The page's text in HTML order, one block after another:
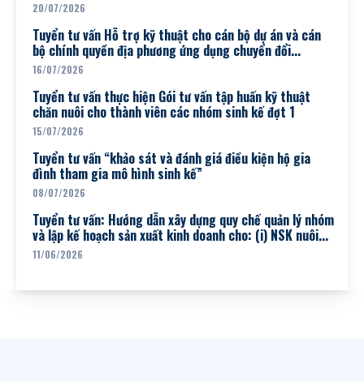
20/07/2026
Tuyển tư vấn Hỗ trợ kỹ thuật cho cán bộ dự án và cán
bộ chính quyền địa phương ứng dụng chuyển đổi...
16/07/2026
Tuyển tư vấn thực hiện Gói tư vấn tập huấn kỹ thuật
chăn nuôi cho thành viên các nhóm sinh kế đợt 1
15/07/2026
Tuyển tư vấn “khảo sát và đánh giá điều kiện hộ gia
đình tham gia mô hình sinh kế”
08/07/2026
Tuyển tư vấn: Hướng dẫn xây dựng quy chế quản lý nhóm
và lập kế hoạch sản xuất kinh doanh cho: (i) NSK nuôi...
11/06/2026